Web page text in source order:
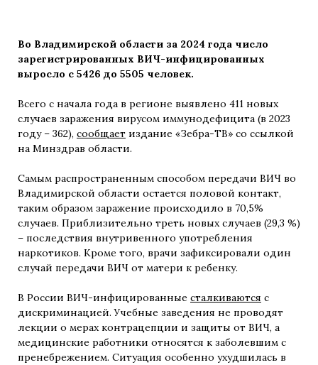
Во Владимирской области за 2024 года число
зарегистрированных ВИЧ-инфицированных
выросло с 5426 до 5505 человек.
Всего с начала года в регионе выявлено 411 новых
случаев заражения вирусом иммунодефицита (в 2023
году – 362), сообщает издание «Зебра-ТВ» со ссылкой
на Минздрав области.
Самым распространенным способом передачи ВИЧ во
Владимирской области остается половой контакт,
таким образом заражение происходило в 70,5%
случаев. Приблизительно треть новых случаев (29,3 %)
– последствия внутривенного употребления
наркотиков. Кроме того, врачи зафиксировали один
случай передачи ВИЧ от матери к ребенку.
В России ВИЧ-инфицированные сталкиваются с
дискриминацией. Учебные заведения не проводят
лекции о мерах контрацепции и защиты от ВИЧ, а
медицинские работники относятся к заболевшим с
пренебрежением. Ситуация особенно ухудшилась в